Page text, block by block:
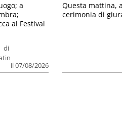
di
il 07/08/2026
a
al Festival
Questa mattina,
cerimonia di